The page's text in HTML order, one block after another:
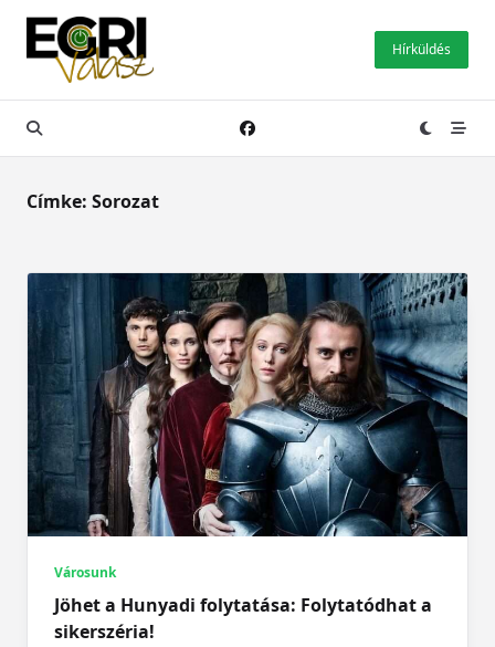
Skip
content
Hírküldés
Címke: Sorozat
Városunk
Jöhet a Hunyadi folytatása: Folytatódhat a
sikerszéria!